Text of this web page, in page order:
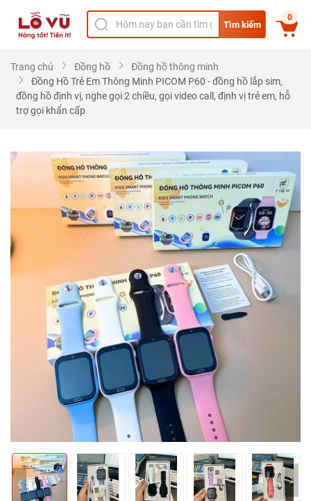
Tìm kiếm
0
Trang chủ Đồng hồ
Đồng hồ thông minh
Đồng Hồ Trẻ Em Thông Minh PICOM P60 - đồng hồ lắp sim,
đồng hồ định vị, nghe gọi 2 chiều, gọi video call, định vị trẻ em, hỗ
trợ gọi khẩn cấp